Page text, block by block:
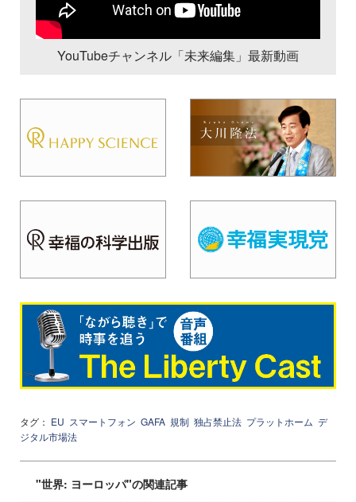
YouTubeチャンネル「未来編集」最新動画
タグ： EU スマートフォン GAFA 規制 独占禁止法 プラットホーム デ
ジタル市場法
"世界: ヨーロッパ"の関連記事